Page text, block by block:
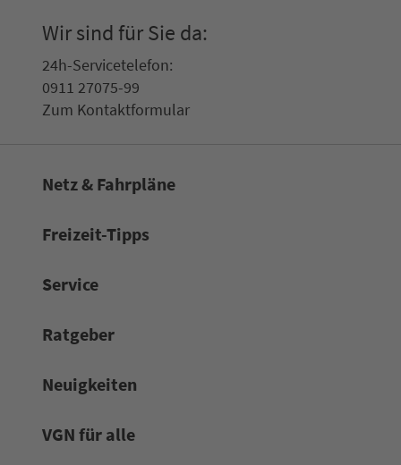
Wir sind für Sie da:
24h-Ser­vice­te­le­fon:
0911 27075-99
Zum Kon­taktformular
Netz & Fahrpläne
Frei­zeit-Tipps
Service
Rat­ge­ber
Neuigkeiten
VGN für alle